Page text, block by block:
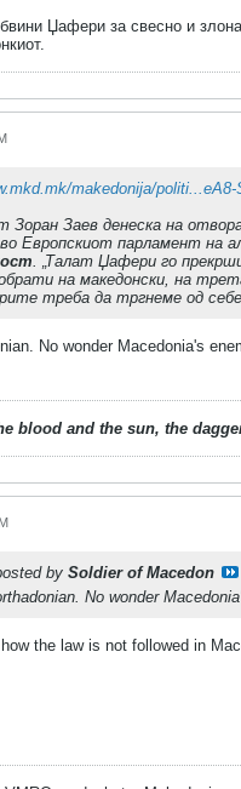
Џафери за свесно и
makedonija/
Зоран Заев денеска на
Европскиот парламент на
. „Талат Џафери го
на македонски, на
треба да тргнеме од
No wonder Macedonia's
blood and the sun, the
by Soldier of Macedon
No wonder
the law is not followed in